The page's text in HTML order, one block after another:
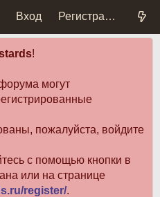
Вход Регистрация
!
могут
пожалуйста, войдите
с помощью кнопки в
или на странице
register/.